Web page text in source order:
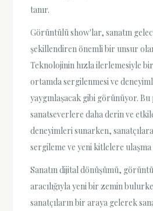
tanır.
Görüntülü show'lar, sanatın
şekillendiren önemli bir unsur
Teknolojinin hızla ilerlemesiyle
ortamda sergilenmesi ve
yaygınlaşacak gibi görünüyor.
sanatseverlere daha derin ve
deneyimleri sunarken, sanatçılara
sergileme ve yeni kitlelere ulaşma
Sanatın dijital dönüşümü,
aracılığıyla yeni bir zemin
sanatçıların bir araya gelerek